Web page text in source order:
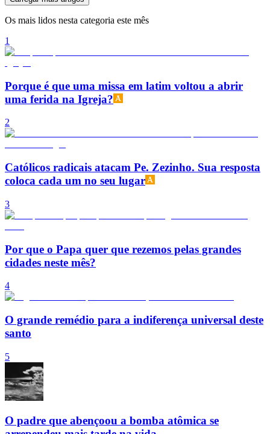
Os mais lidos nesta categoria este mês
1
Porque é que uma missa em latim voltou a abrir
uma ferida na Igreja?
2
Católicos radicais atacam Pe. Zezinho. Sua resposta
coloca cada um no seu lugar
3
Por que o Papa quer que rezemos pelas grandes
cidades neste mês?
4
O grande remédio para a indiferença universal deste
santo
5
O padre que abençoou a bomba atômica se